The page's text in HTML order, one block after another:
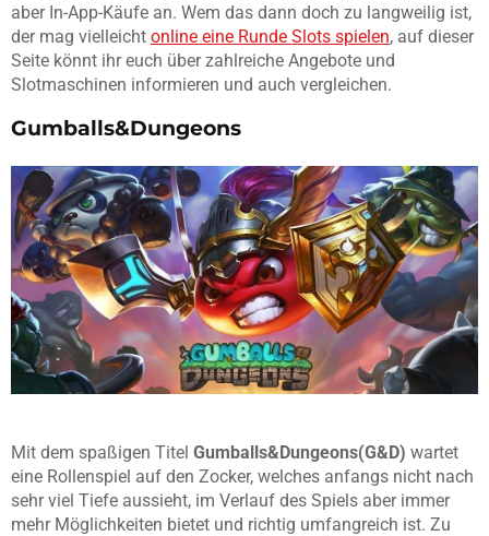
aber In-App-Käufe an. Wem das dann doch zu langweilig ist,
der mag vielleicht online eine Runde Slots spielen, auf dieser
Seite könnt ihr euch über zahlreiche Angebote und
Slotmaschinen informieren und auch vergleichen.
Gumballs&Dungeons
Mit dem spaßigen Titel Gumballs&Dungeons(G&D) wartet
eine Rollenspiel auf den Zocker, welches anfangs nicht nach
sehr viel Tiefe aussieht, im Verlauf des Spiels aber immer
mehr Möglichkeiten bietet und richtig umfangreich ist. Zu